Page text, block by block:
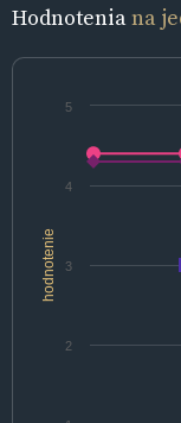
Hodnoteniana
hodnotenie
2
3
4
5